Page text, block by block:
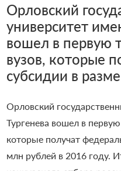
Орловский
университет
вошел в первую
вузов, которые
субсидии в
Орловский
Тургенева вошел в
которые получат
млн рублей в 2016 году.